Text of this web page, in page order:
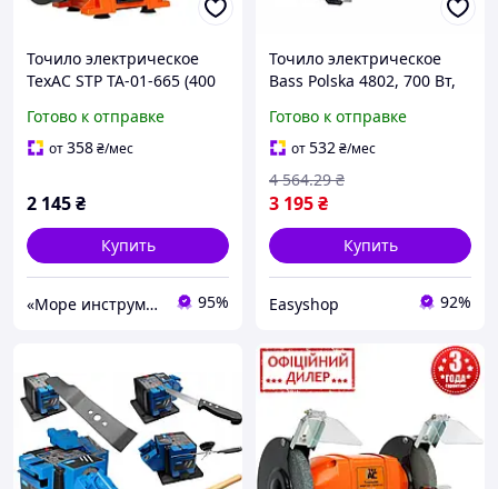
Точило электрическое
ТехАС STP ТА-01-665 (400
мм) Станок точильный
Готово к отправке
от358₴/мес
2 145₴
Купить
«Море инструментов» 95%
Точило электрическое
Bass Polska 4802, 700 Вт,
точильный станок /
Двойная шлифовальная
машина
Готово к отправке
от532₴/мес
3 195₴
4 564.29 ₴
Купить
Easyshop 92%